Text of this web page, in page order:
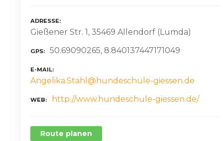
ADRESSE
Gießener Str. 1, 35469 Allendorf (Lumda)
GPS 50.69090265, 8.840137447171049
E-MAIL
Angelika.Stahl@hundeschule-giessen.de
WEB http://www.hundeschule-giessen.de/
Route planen